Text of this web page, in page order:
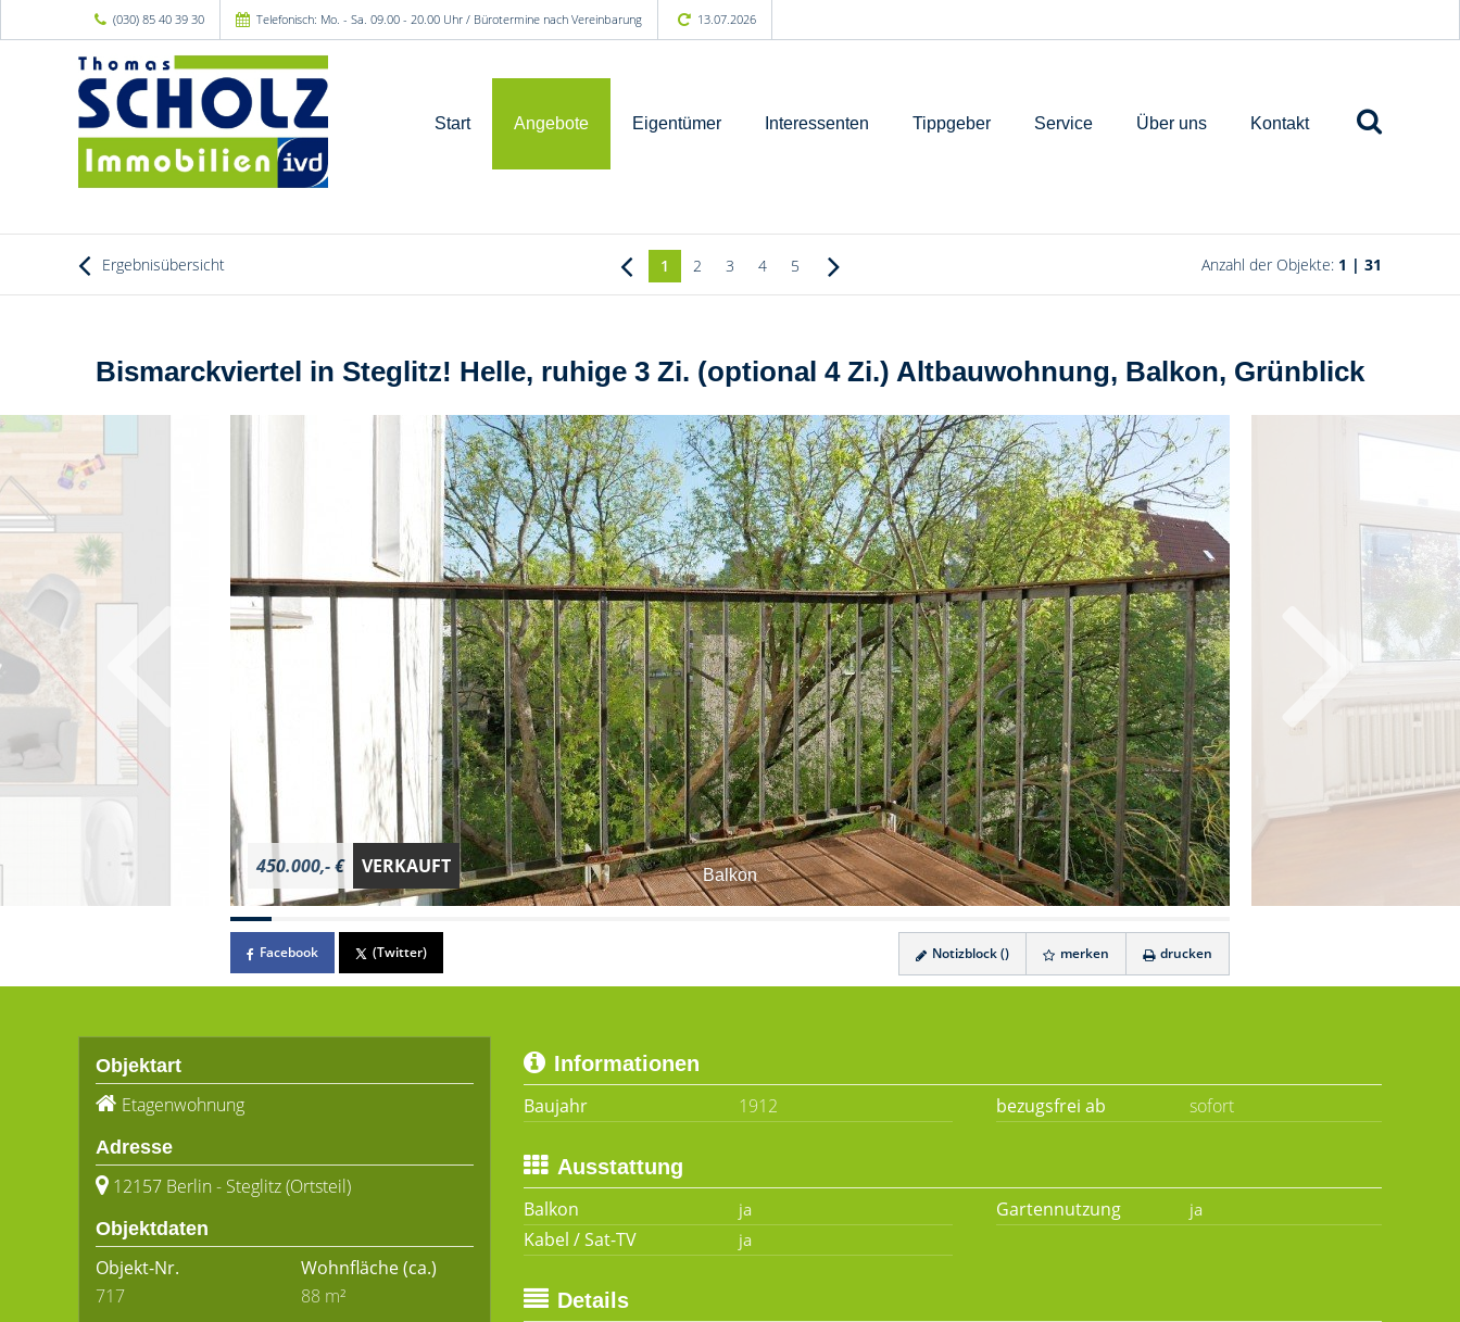
(030) 85 40 39 30 Telefonisch: Mo. - Sa. 09.00 - 20.00 Uhr / Bürotermine nach Vereinbarung 13.07.2026
Start Angebote Eigentümer Interessenten Tippgeber Service Über uns Kontakt
Ergebnisübersicht 1 2 3 4 5 Anzahl der Objekte: 1 | 31
Bismarckviertel in Steglitz! Helle, ruhige 3 Zi. (optional 4 Zi.) Altbauwohnung, Balkon, Grünblick
Balkon
450.000,- € VERKAUFT
Facebook (Twitter) Notizblock () merken drucken
Objektart
Etagenwohnung
Adresse
12157 Berlin - Steglitz (Ortsteil)
Objektdaten
Objekt-Nr.
717
Wohnfläche(ca.)
88 m²
Informationen
Baujahr
1912 bezugsfrei ab sofort
Ausstattung
Balkon
Gartennutzung
Kabel / Sat-TV
Details